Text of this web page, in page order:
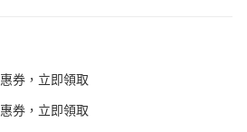
券，立即領取
券，立即領取